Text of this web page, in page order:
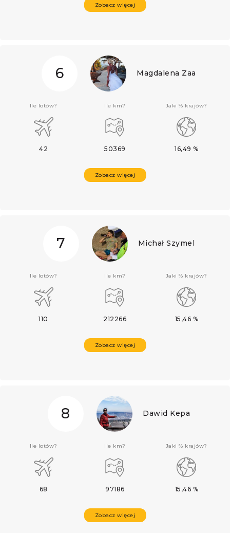
Zobacz więcej
6 Magdalena Zaa
Zobacz więcej
Ile lotów?
42
Ile km?
50369
Jaki % krajów?
16,49 %
7 Michał Szymel
Zobacz więcej
Ile lotów?
110
Ile km?
212266
Jaki % krajów?
15,46 %
8 Dawid Kepa
Zobacz więcej
Ile lotów?
68
Ile km?
97186
Jaki % krajów?
15,46 %